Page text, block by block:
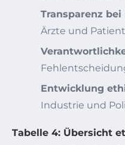
Transparenz
Ärzte und
Entwicklung
Industrie und
Tabelle 4: Übersicht